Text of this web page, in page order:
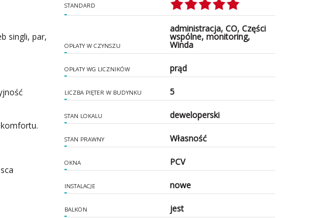
singli, par,
STANDARD
OPŁATY W CZYNSZU
administracja, CO, Części
wspólne, monitoring,
Winda
OPŁATY WG LICZNIKÓW prąd
LICZBA PIĘTER W BUDYNKU 5
STAN LOKALU deweloperski
STAN PRAWNY Własność
OKNA PCV
INSTALACJE nowe
BALKON jest